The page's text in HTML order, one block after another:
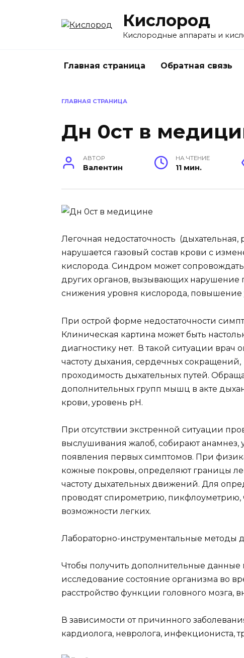
Кислород
Кислородные аппараты и
Главная страница Обратная связь
ГЛАВНАЯ СТРАНИЦА
Дн 0ст в
АВТОР
Валентин
НА ЧТЕНИЕ
11 мин.
Легочная недостаточность
нарушается газовый состав крови с
кислорода. Синдром может
других органов, вызывающих нарушение
снижения уровня кислорода, повышение
При острой форме недостаточности
Клиническая картина может быть
диагностику нет. В такой ситуации врач
частоту дыхания, сердечных
проходимость дыхательных путей.
дополнительных групп мышц в акте
крови, уровень рН.
При отсутствии экстренной ситуации
выслушивания жалоб, собирают анамнез,
появления первых симптомов. При
кожные покровы, определяют границы
частоту дыхательных движений. Для
проводят спирометрию,
возможности легких.
Лабораторно-инструментальные методы
Чтобы получить дополнительные
исследование состояние организма во
расстройство функции головного мозга,
В зависимости от причинного
кардиолога, невролога, инфекциониста,